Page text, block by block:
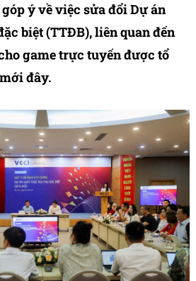
ý về việc sửa đổiDự án
biệt (TTĐB), liên quan đến
game trực tuyến được tổ
đây.